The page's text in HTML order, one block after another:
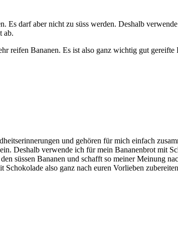
Es darf aber nicht zu süss werden. Deshalb
ab.
reifen Bananen. Es ist also ganz wichtig gut gereifte
und gehören für mich einfach
Deshalb verwende ich für mein Bananenbrot mit
süssen Bananen und schafft so meiner Meinung
also ganz nach euren Vorlieben